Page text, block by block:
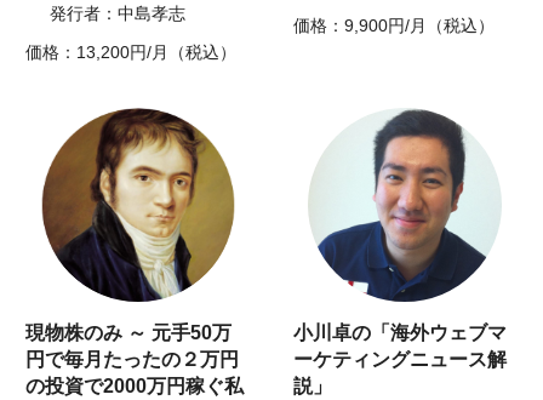
発行者：中島孝志
価格：13,200円/月（税込）
価格：9,900円/月（税込）
現物株のみ ～ 元手50万
円で毎月たったの２万円
の投資で2000万円稼ぐ私
小川卓の「海外ウェブマ
ーケティングニュース解
説」